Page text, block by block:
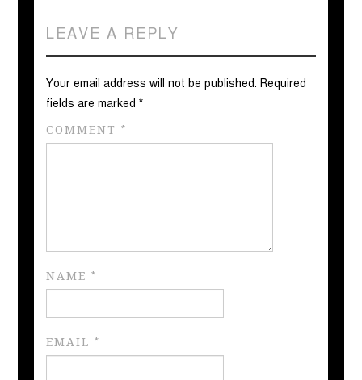
LEAVE A REPLY
Your email address will not be published. Required
fields are marked*
COMMENT*
NAME*
EMAIL*